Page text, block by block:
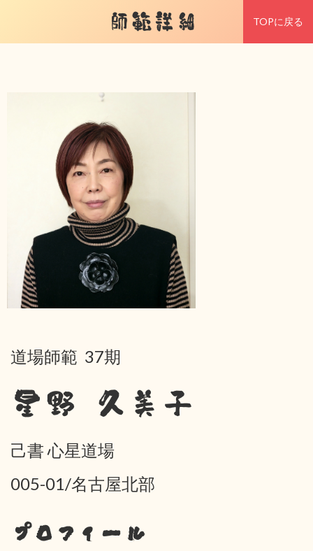
師範詳細 TOPに戻る
道場師範 37期
星野 久美子
己書 心星道場
005-01/名古屋北部
プロフィール